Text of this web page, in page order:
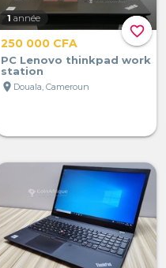
favorite_border
1 année
250 000 CFA
PC Lenovo thinkpad work
station
location_on Douala, Cameroun